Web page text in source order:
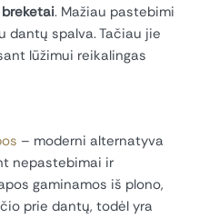
. Mažiau pastebimi
dantų spalva. Tačiau jie
lūžimui reikalingas
– moderni alternatyva
nepastebimai ir
gaminamos iš plono,
prie dantų, todėl yra